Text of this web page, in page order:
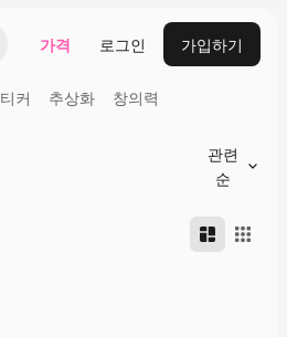
색 가격 로그인 가입하기
커 추상화 창의력
관련
순